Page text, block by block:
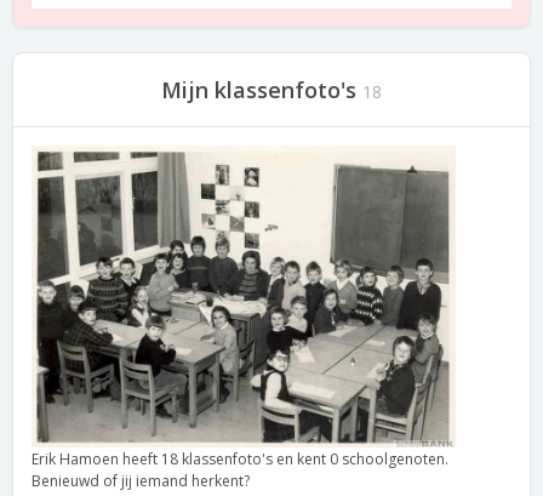
Mijn klassenfoto's 18
Erik Hamoen heeft 18 klassenfoto's en kent 0 schoolgenoten.
Benieuwd of jij iemand herkent?